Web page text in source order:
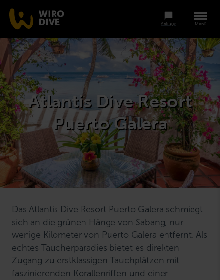
Menü
Anfrage
Atlantis Dive Resort
Puerto Galera
Das Atlantis Dive Resort Puerto Galera schmiegt
sich an die grünen Hänge von Sabang, nur
wenige Kilometer von Puerto Galera entfernt. Als
echtes Taucherparadies bietet es direkten
Zugang zu erstklassigen Tauchplätzen mit
faszinierenden Korallenriffen und einer